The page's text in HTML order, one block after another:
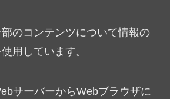
のコンテンツについて情報の
用しています。
サーバーからWebブラウザに